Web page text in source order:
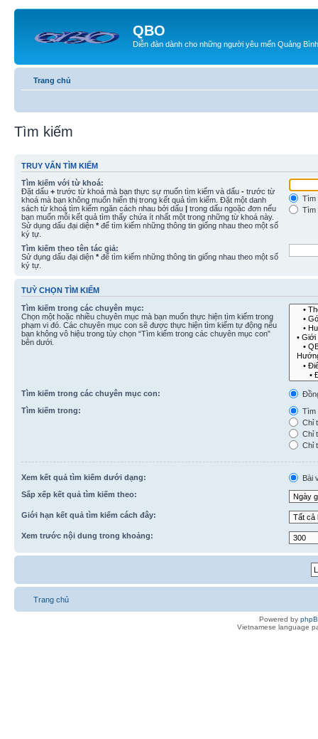
QBO
Diễn đàn dành cho những người yêu mến Quảng Bình
Trang chủ
Tìm kiếm
TRUY VẤN TÌM KIẾM
Tìm kiếm với từ khoá:
Đặt dấu + trước từ khoá mà bạn thực sự muốn tìm kiếm và dấu - trước từ
khoá mà bạn không muốn hiển thị trong kết quả tìm kiếm. Đặt một danh
sách từ khoá tìm kiếm ngăn cách nhau bởi dấu | trong dấu ngoặc đơn nếu
bạn muốn mỗi kết quả tìm thấy chứa ít nhất một trong những từ khoá này.
Sử dụng dấu đại diện * để tìm kiếm những thông tin giống nhau theo một số
ký tự.
Tìm
Tìm
Tìm kiếm theo tên tác giả:
Sử dụng dấu đại diện * để tìm kiếm những thông tin giống nhau theo một số
ký tự.
TUỲ CHỌN TÌM KIẾM
Tìm kiếm trong các chuyên mục:
Chọn một hoặc nhiều chuyên mục mà bạn muốn thực hiện tìm kiếm trong
phạm vi đó. Các chuyên mục con sẽ được thực hiện tìm kiếm tự động nếu
bạn không vô hiệu trong tùy chọn “Tìm kiếm trong các chuyên mục con”
bên dưới.
Tìm kiếm trong các chuyên mục con:
Tìm kiếm trong:
Tìm
Chỉ
Chỉ
Chỉ
Xem kết quả tìm kiếm dưới dạng:
Bài
Sắp xếp kết quả tìm kiếm theo:
Giới hạn kết quả tìm kiếm cách đây:
Xem trước nội dung trong khoảng:
Trang chủ
Powered by
Vietnamese language